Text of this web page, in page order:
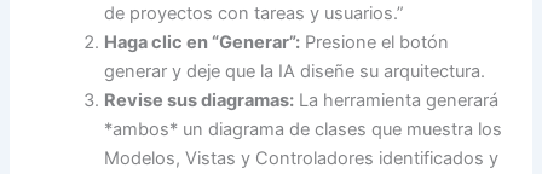
de proyectos con tareas y usuarios.”
Haga clic en “Generar”: Presione el botón
generar y deje que la IA diseñe su arquitectura.
Revise sus diagramas: La herramienta generará
*ambos* un diagrama de clases que muestra los
Modelos, Vistas y Controladores identificados y